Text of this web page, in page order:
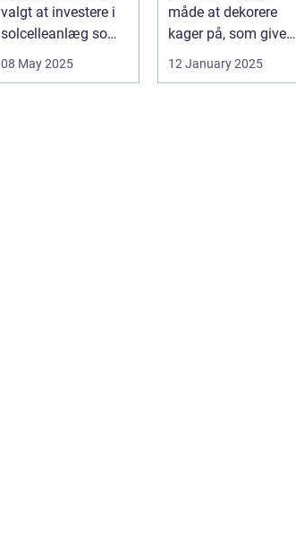
valgt at investere i
solcelleanlæg som
08 May 2025
måde at dekorere
kager på, som giver
12 January 2025